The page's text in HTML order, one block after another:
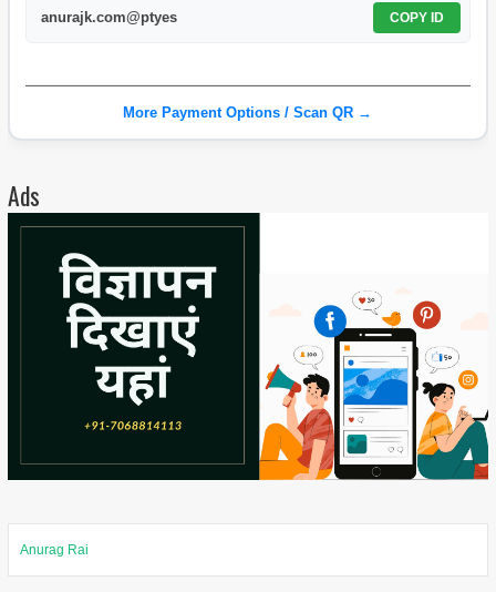
anurajk.com@ptyes COPY ID
More Payment Options / Scan QR →
Ads
Anurag Rai